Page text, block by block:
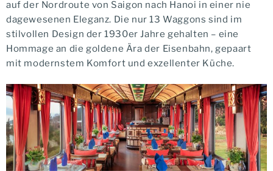
auf der Nordroute von Saigon nach Hanoi in einer nie
dagewesenen Eleganz. Die nur 13 Waggons sind im
stilvollen Design der 1930er Jahre gehalten – eine
Hommage an die goldene Ära der Eisenbahn, gepaart
mit modernstem Komfort und exzellenter Küche.